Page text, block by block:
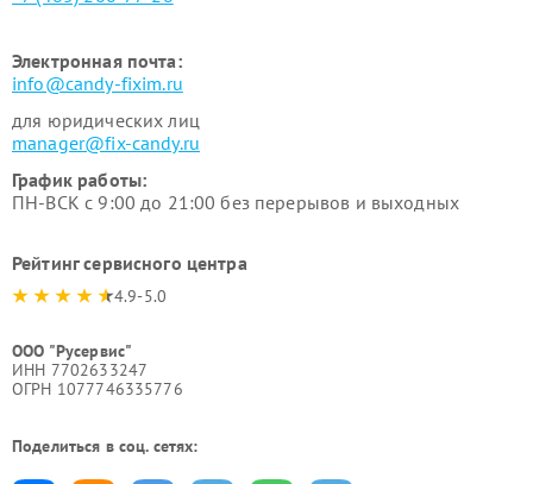
Электронная почта:
info@candy-fixim.ru
для юридических лиц
manager@fix-candy.ru
График работы:
ПН-ВСК с 9:00 до 21:00 без перерывов и выходных
Рейтинг сервисного центра
4.9-5.0
ООО "Русервис"
ИНН 7702633247
ОГРН 1077746335776
Поделиться в соц. сетях: